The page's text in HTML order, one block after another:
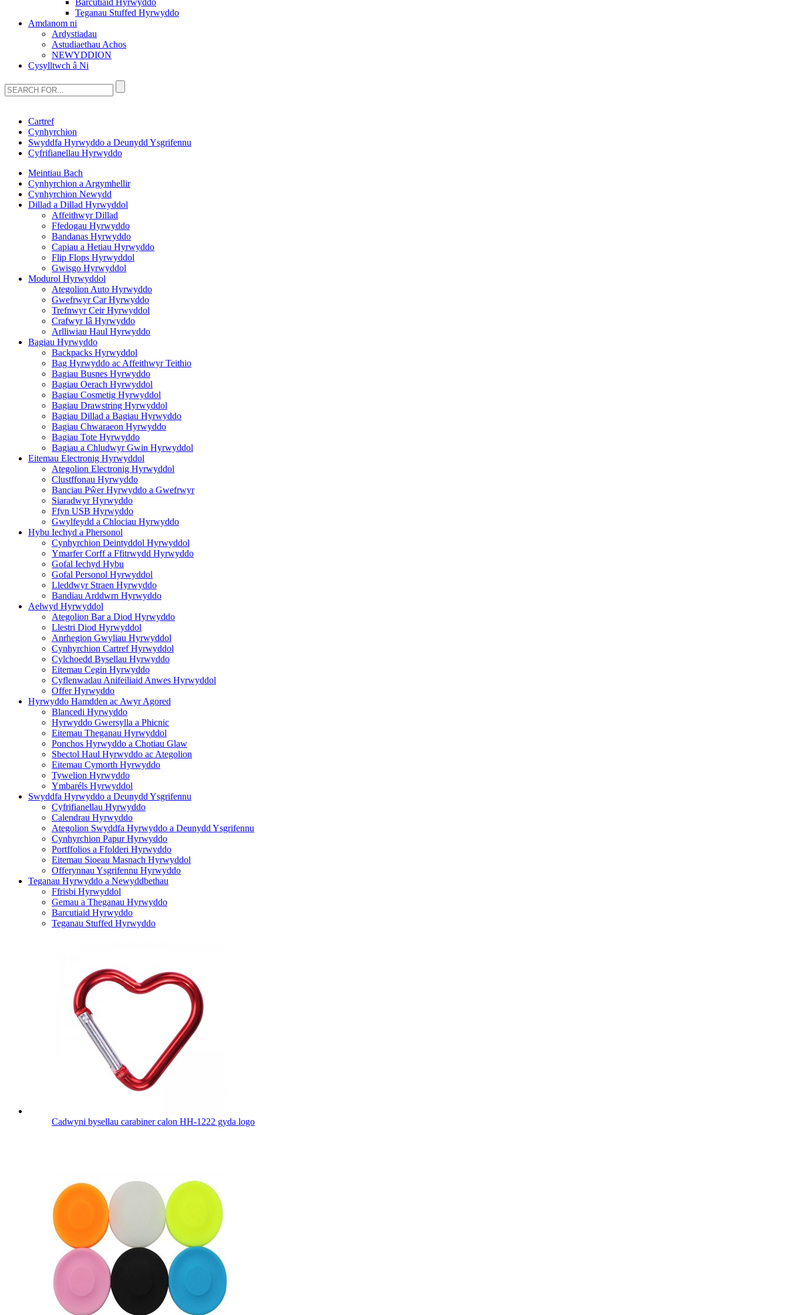
Barcutiaid Hyrwyddo
Teganau Stuffed Hyrwyddo
Amdanom ni
Ardystiadau
Astudiaethau Achos
NEWYDDION
Cysylltwch â Ni
Cartref
Cynhyrchion
Swyddfa Hyrwyddo a Deunydd Ysgrifennu
Cyfrifianellau Hyrwyddo
Meintiau Bach
Cynhyrchion a Argymhellir
Cynhyrchion Newydd
Dillad a Dillad Hyrwyddol
Affeithwyr Dillad
Ffedogau Hyrwyddo
Bandanas Hyrwyddo
Capiau a Hetiau Hyrwyddo
Flip Flops Hyrwyddol
Gwisgo Hyrwyddol
Modurol Hyrwyddol
Ategolion Auto Hyrwyddo
Gwefrwyr Car Hyrwyddo
Trefnwyr Ceir Hyrwyddol
Crafwyr Iâ Hyrwyddo
Arlliwiau Haul Hyrwyddo
Bagiau Hyrwyddo
Backpacks Hyrwyddol
Bag Hyrwyddo ac Affeithwyr Teithio
Bagiau Busnes Hyrwyddo
Bagiau Oerach Hyrwyddol
Bagiau Cosmetig Hyrwyddol
Bagiau Drawstring Hyrwyddol
Bagiau Dillad a Bagiau Hyrwyddo
Bagiau Chwaraeon Hyrwyddo
Bagiau Tote Hyrwyddo
Bagiau a Chludwyr Gwin Hyrwyddol
Eitemau Electronig Hyrwyddol
Ategolion Electronig Hyrwyddol
Clustffonau Hyrwyddo
Banciau Pŵer Hyrwyddo a Gwefrwyr
Siaradwyr Hyrwyddo
Ffyn USB Hyrwyddo
Gwylfeydd a Chlociau Hyrwyddo
Hybu Iechyd a Phersonol
Cynhyrchion Deintyddol Hyrwyddol
Ymarfer Corff a Ffitrwydd Hyrwyddo
Gofal Iechyd Hybu
Gofal Personol Hyrwyddol
Lleddwyr Straen Hyrwyddo
Bandiau Arddwrn Hyrwyddo
Aelwyd Hyrwyddol
Ategolion Bar a Diod Hyrwyddo
Llestri Diod Hyrwyddol
Anrhegion Gwyliau Hyrwyddol
Cynhyrchion Cartref Hyrwyddol
Cylchoedd Bysellau Hyrwyddo
Eitemau Cegin Hyrwyddo
Cyflenwadau Anifeiliaid Anwes Hyrwyddol
Offer Hyrwyddo
Hyrwyddo Hamdden ac Awyr Agored
Blancedi Hyrwyddo
Hyrwyddo Gwersylla a Phicnic
Eitemau Theganau Hyrwyddol
Ponchos Hyrwyddo a Chotiau Glaw
Sbectol Haul Hyrwyddo ac Ategolion
Eitemau Cymorth Hyrwyddo
Tywelion Hyrwyddo
Ymbaréls Hyrwyddol
Swyddfa Hyrwyddo a Deunydd Ysgrifennu
Cyfrifianellau Hyrwyddo
Calendrau Hyrwyddo
Ategolion Swyddfa Hyrwyddo a Deunydd Ysgrifennu
Cynhyrchion Papur Hyrwyddo
Portffolios a Ffolderi Hyrwyddo
Eitemau Sioeau Masnach Hyrwyddol
Offerynnau Ysgrifennu Hyrwyddo
Teganau Hyrwyddo a Newyddbethau
Ffrisbi Hyrwyddol
Gemau a Theganau Hyrwyddo
Barcutiaid Hyrwyddo
Teganau Stuffed Hyrwyddo
Cadwyni bysellau carabiner calon HH-1222 gyda logo